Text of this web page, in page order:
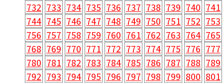
732 733 734 735 736 737 738 739 740 741
744 745 746 747 748 749 750 751 752 753
756 757 758 759 760 761 762 763 764 765
768 769 770 771 772 773 774 775 776 777
780 781 782 783 784 785 786 787 788 789
792 793 794 795 796 797 798 799 800 801